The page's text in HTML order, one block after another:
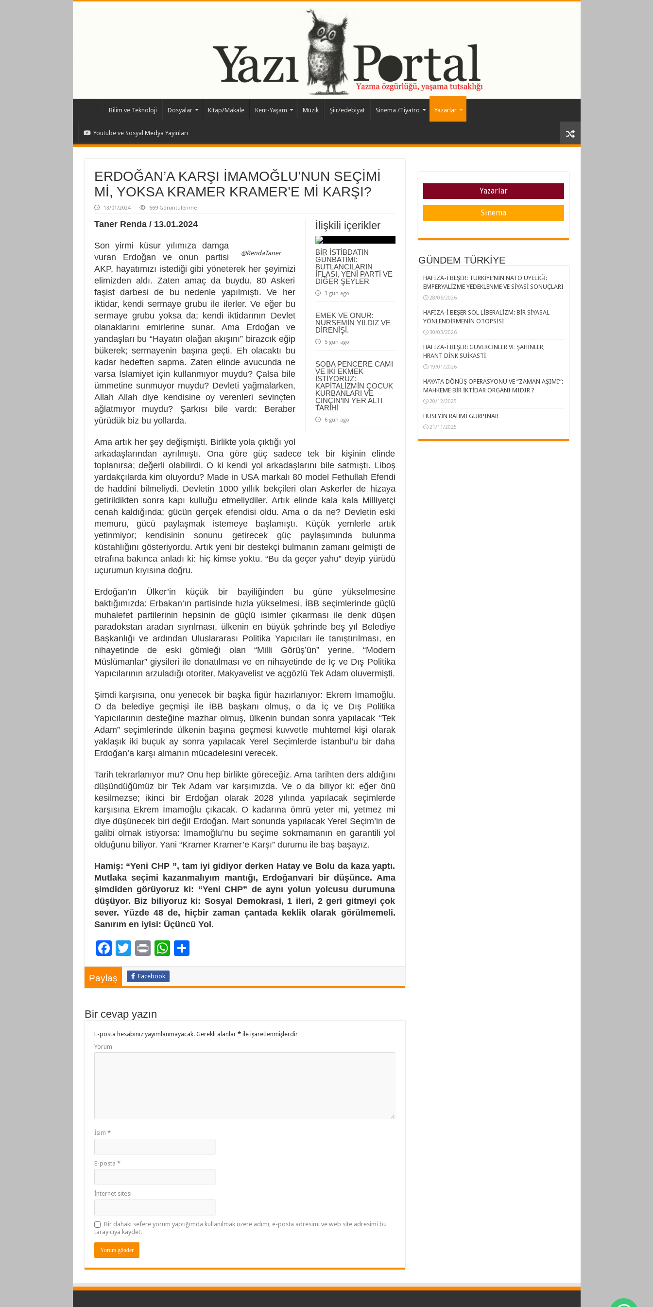
Bilim ve Teknoloji Dosyalar Kitap/Makale Kent-Yaşam Müzik Şiir/edebiyat Sinema /Tiyatro Yazarlar
Youtube ve Sosyal Medya Yayınları
ERDOĞAN’A KARŞI İMAMOĞLU’NUN SEÇİMİ
Mİ, YOKSA KRAMER KRAMER’E Mİ KARŞI?
13/01/2024 669 Görüntülenme
İlişkili içerikler
BİR İSTİBDATIN
GÜNBATIMI:
BUTLANCILARIN
İFLASI, YENİ PARTİ VE
DİĞER ŞEYLER
3 gün ago
EMEK VE ONUR:
NURSEMİN YILDIZ VE
DİRENİŞİ.
5 gün ago
SOBA PENCERE CAMI
VE İKİ EKMEK
İSTİYORUZ:
KAPİTALİZMİN ÇOCUK
KURBANLARI VE
ÇİNÇİN’İN YER ALTI
TARİHİ
6 gün ago
Taner Renda / 13.01.2024
@RendaTaner
Son yirmi küsur yılımıza damga
vuran Erdoğan ve onun partisi
AKP, hayatımızı istediği gibi yöneterek her şeyimizi
elimizden aldı. Zaten amaç da buydu. 80 Askeri
faşist darbesi de bu nedenle yapılmıştı. Ve her
iktidar, kendi sermaye grubu ile ilerler. Ve eğer bu
sermaye grubu yoksa da; kendi iktidarının Devlet
olanaklarını emirlerine sunar. Ama Erdoğan ve
yandaşları bu “Hayatın olağan akışını” birazcık eğip
bükerek; sermayenin başına geçti. Eh olacaktı bu
kadar hedeften sapma. Zaten elinde avucunda ne
varsa İslamiyet için kullanmıyor muydu? Çalsa bile
ümmetine sunmuyor muydu? Devleti yağmalarken,
Allah Allah diye kendisine oy verenleri sevinçten
ağlatmıyor muydu? Şarkısı bile vardı: Beraber
yürüdük biz bu yollarda.
Ama artık her şey değişmişti. Birlikte yola çıktığı yol
arkadaşlarından ayrılmıştı. Ona göre güç sadece tek bir kişinin elinde
toplanırsa; değerli olabilirdi. O ki kendi yol arkadaşlarını bile satmıştı. Liboş
yardakçılarda kim oluyordu? Made in USA markalı 80 model Fethullah Efendi
de haddini bilmeliydi. Devletin 1000 yıllık bekçileri olan Askerler de hizaya
getirildikten sonra kapı kulluğu etmeliydiler. Artık elinde kala kala Milliyetçi
cenah kaldığında; gücün gerçek efendisi oldu. Ama o da ne? Devletin eski
memuru, gücü paylaşmak istemeye başlamıştı. Küçük yemlerle artık
yetinmiyor; kendisinin sonunu getirecek güç paylaşımında bulunma
küstahlığını gösteriyordu. Artık yeni bir destekçi bulmanın zamanı gelmişti de
etrafına bakınca anladı ki: hiç kimse yoktu. “Bu da geçer yahu” deyip yürüdü
uçurumun kıyısına doğru.
Erdoğan’ın Ülker’in küçük bir bayiliğinden bu güne yükselmesine
baktığımızda: Erbakan’ın partisinde hızla yükselmesi, İBB seçimlerinde güçlü
muhalefet partilerinin hepsinin de güçlü isimler çıkarması ile denk düşen
paradokstan aradan sıyrılması, ülkenin en büyük şehrinde beş yıl Belediye
Başkanlığı ve ardından Uluslararası Politika Yapıcıları ile tanıştırılması, en
nihayetinde de eski gömleği olan “Milli Görüş’ün” yerine, “Modern
Müslümanlar” giysileri ile donatılması ve en nihayetinde de İç ve Dış Politika
Yapıcılarının arzuladığı otoriter, Makyavelist ve açgözlü Tek Adam oluvermişti.
Şimdi karşısına, onu yenecek bir başka figür hazırlanıyor: Ekrem İmamoğlu.
O da belediye geçmişi ile İBB başkanı olmuş, o da İç ve Dış Politika
Yapıcılarının desteğine mazhar olmuş, ülkenin bundan sonra yapılacak “Tek
Adam” seçimlerinde ülkenin başına geçmesi kuvvetle muhtemel kişi olarak
yaklaşık iki buçuk ay sonra yapılacak Yerel Seçimlerde İstanbul’u bir daha
Erdoğan’a karşı almanın mücadelesini verecek.
Tarih tekrarlanıyor mu? Onu hep birlikte göreceğiz. Ama tarihten ders aldığını
düşündüğümüz bir Tek Adam var karşımızda. Ve o da biliyor ki: eğer önü
kesilmezse; ikinci bir Erdoğan olarak 2028 yılında yapılacak seçimlerde
karşısına Ekrem İmamoğlu çıkacak. O kadarına ömrü yeter mi, yetmez mi
diye düşünecek biri değil Erdoğan. Mart sonunda yapılacak Yerel Seçim’in de
galibi olmak istiyorsa: İmamoğlu’nu bu seçime sokmamanın en garantili yol
olduğunu biliyor. Yani “Kramer Kramer’e Karşı” durumu ile baş başayız.
Hamiş: “Yeni CHP ”, tam iyi gidiyor derken Hatay ve Bolu da kaza yaptı.
Mutlaka seçimi kazanmalıyım mantığı, Erdoğanvari bir düşünce. Ama
şimdiden görüyoruz ki: “Yeni CHP” de aynı yolun yolcusu durumuna
düşüyor. Biz biliyoruz ki: Sosyal Demokrasi, 1 ileri, 2 geri gitmeyi çok
sever. Yüzde 48 de, hiçbir zaman çantada keklik olarak görülmemeli.
Sanırım en iyisi: Üçüncü Yol.
F
ac
e
o
k
T
tt
Pr
t
W P
Paylaş Facebook
Bir cevap yazın
E-posta hesabınız yayımlanmayacak.Gerekli alanlar *ile işaretlenmişlerdir
Yorum
İsim *
E-posta *
İnternet sitesi
Bir dahaki sefere yorum yaptığımda kullanılmak üzere adımı, e-posta adresimi ve web site adresimi bu
tarayıcıya kaydet.
Yazarlar
Sinema
GÜNDEM TÜRKİYE
HAFIZA-İ BEŞER: TÜRKİYE’NİN NATO ÜYELİĞİ:
EMPERYALİZME YEDEKLENME VE SİYASİ SONUÇLARI
28/06/2026
HAFIZA-İ BEŞER SOL LİBERALİZM: BİR SİYASAL
YÖNLENDİRMENİN OTOPSİSİ
30/03/2026
HAFIZA-İ BEŞER: GÜVERCİNLER VE ŞAHİNLER,
HRANT DİNK SUİKASTİ
19/01/2026
HAYATA DÖNÜŞ OPERASYONU VE “ZAMAN AŞIMI”:
MAHKEME BİR İKTİDAR ORGANI MIDIR ?
20/12/2025
HÜSEYİN RAHMİ GÜRPINAR
21/11/2025